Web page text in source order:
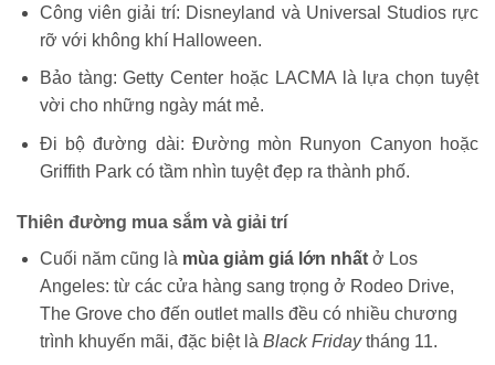
Công viên giải trí: Disneyland và Universal Studios rực
rỡ với không khí Halloween.
Bảo tàng: Getty Center hoặc LACMA là lựa chọn tuyệt
vời cho những ngày mát mẻ.
Đi bộ đường dài: Đường mòn Runyon Canyon hoặc
Griffith Park có tầm nhìn tuyệt đẹp ra thành phố.
Thiên đường mua sắm và giải trí
Cuối năm cũng là mùa giảm giá lớn nhấtở Los
Angeles: từ các cửa hàng sang trọng ở Rodeo Drive,
The Grove cho đến outlet malls đều có nhiều chương
trình khuyến mãi, đặc biệt là Black Fridaytháng 11.